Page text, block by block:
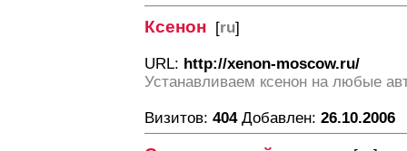
Ксенон [ru]
URL: http://xenon-moscow.ru/
Устанавливаем ксенон на любые
Визитов: 404Добавлен: 26.10.2006